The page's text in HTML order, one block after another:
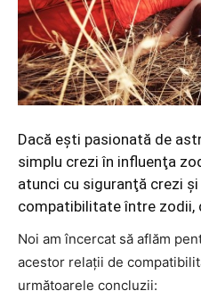
Dacă eşti pasionată de
simplu crezi în influenţa
atunci cu siguranţă crezi
compatibilitate între zodii,
Noi am încercat să aflăm
acestor relaţii de
următoarele concluzii: